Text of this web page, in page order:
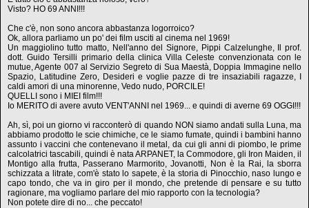
Visto? HO 69 ANNI!!!
Che c'è, non sono ancora abbastanza logorroico?
Ok, allora parliamo un po' dei film usciti al cinema nel 1969!
Un maggiolino tutto matto, Nell'anno del Signore, Pippi Calzelunghe, Il prof.
dott. Guido Tersilli primario della clinica Villa Celeste convenzionata con le
mutue, Agente 007 al Servizio Segreto di Sua Maestà, Doppia Immagine nello
Spazio, Latitudine Zero, Desideri e voglie pazze di tre insaziabili ragazze, I
caldi amori di una minorenne, Vedo nudo, PORCILE!
QUELLI sono i MIEI film!!!
Io MERITO di avere avuto VENT'ANNI nel 1969... e quindi di averne 69 OGGI!!!
Ah, sì, poi un giorno vi racconterò di quando NON siamo andati sulla Luna, ma
abbiamo prodotto le scie chimiche, ce le siamo fumate, quindi i bambini hanno
assunto i vaccini che contenevano il metal, da cui gli anni di piombo, le prime
calcolatrici tascabili, quindi è nata ARPANET, la Commodore, gli Iron Maiden, il
Montigo alla frutta, Passerano Marmorito, Jovanotti, Non è la Rai, la sborra
schizzata a litrate, com'è stato lo sapete, è la storia di Pinocchio, naso lungo e
capo tondo, che va in giro per il mondo, che pretende di pensare e su tutto
ragionare, ma vogliamo parlare del mio rapporto con la tecnologia?
Non potete dire di no... che peccato!